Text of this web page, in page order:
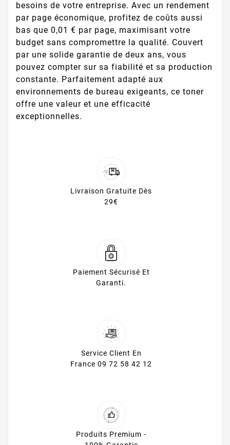
besoins de votre entreprise. Avec un rendement
par page économique, profitez de coûts aussi
bas que 0,01 € par page, maximisant votre
budget sans compromettre la qualité. Couvert
par une solide garantie de deux ans, vous
pouvez compter sur sa fiabilité et sa production
constante. Parfaitement adapté aux
environnements de bureau exigeants, ce toner
offre une valeur et une efficacité
exceptionnelles.
Livraison Gratuite Dès
29€
Paiement Sécurisé Et
Garanti.
Service Client En
France 09 72 58 42 12
Produits Premium -